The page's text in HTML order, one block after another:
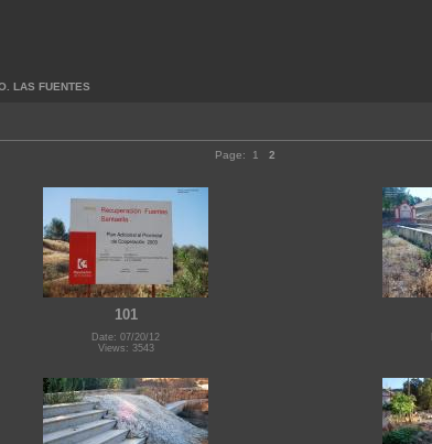
LAS FUENTES
Page: 1 2
101
Date: 07/20/12
Views: 3543